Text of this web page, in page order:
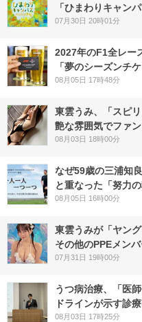
「ひまわりキャン
07月30日 20時01分
2027年のF1全レー
「夢のシーズンチ
08月05日 17時48分
東雲うみ、「スピ
艶な雰囲気でファン
08月03日 18時00分
なぜ59歳の三浦知
と重なった「努力の
08月05日 16時00分
東雲うみが「ヤン
その他のPPEメンバ
07月31日 19時00分
うつ病治療、「医
ドラインが示す診
08月03日 17時25分